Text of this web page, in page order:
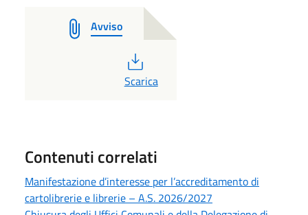
Avviso
PDF
Scarica
Contenuti correlati
Manifestazione d’interesse per l’accreditamento di
cartolibrerie e librerie – A.S. 2026/2027